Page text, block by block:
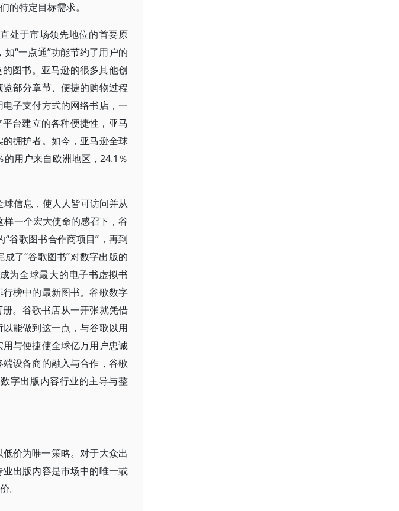
的特定目标需求。
处于市场领先地位的首要原
“一点通”功能节约了用户的
图书。亚马逊的很多其他创
部分章节、便捷的购物过程
子支付方式的网络书店，一
台建立的各种便捷性，亚马
拥护者。如今，亚马逊全球
用户来自欧洲地区，24.1％
信息，使人人皆可访问并从
一个宏大使命的感召下，谷
谷歌图书合作商项目”，再到
了“谷歌图书”对数字出版的
为全球最大的电子书虚拟书
榜中的最新图书。谷歌数字
。谷歌书店从一开张就凭借
能做到这一点，与谷歌以用
与便捷使全球亿万用户忠诚
设备商的融入与合作，谷歌
字出版内容行业的主导与整
价为唯一策略。对于大众出
出版内容是市场中的唯一或
。